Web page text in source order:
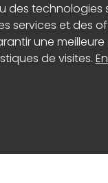
des technologies
services et des
une
de visites.